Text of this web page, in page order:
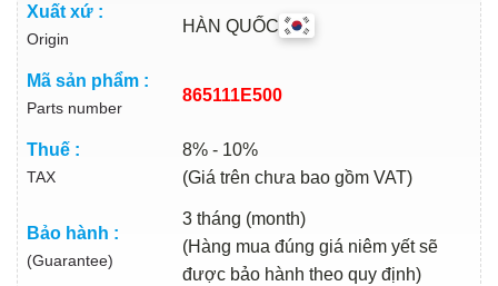
Xuất xứ :
Origin
HÀN QUỐC
Mã sản phẩm :
Parts number
865111E500
Thuế :
TAX
8% - 10%
(Giá trên chưa bao gồm VAT)
Bảo hành :
(Guarantee)
3 tháng (month)
(Hàng mua đúng giá niêm yết sẽ
được bảo hành theo quy định)